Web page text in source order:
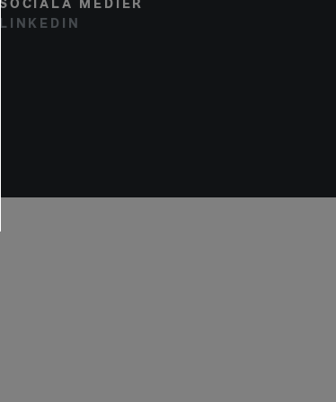
SOCIALA MEDIER
LINKEDIN